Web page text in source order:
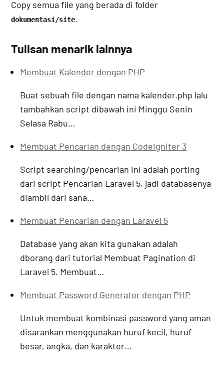
Copy semua file yang berada di folder
dokumentasi/site.
Tulisan menarik lainnya
Membuat Kalender dengan PHP
Buat sebuah file dengan nama kalender.php lalu
tambahkan script dibawah ini Minggu Senin
Selasa Rabu…
Membuat Pencarian dengan CodeIgniter 3
Script searching/pencarian ini adalah porting
dari script Pencarian Laravel 5, jadi databasenya
diambil dari sana…
Membuat Pencarian dengan Laravel 5
Database yang akan kita gunakan adalah
dborang dari tutorial Membuat Pagination di
Laravel 5. Membuat…
Membuat Password Generator dengan PHP
Untuk membuat kombinasi password yang aman
disarankan menggunakan huruf kecil, huruf
besar, angka, dan karakter…